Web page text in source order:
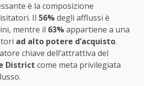
è la composizione
Il 56%degli afflussi è
mentre il 63%appartiene a una
ad alto potere d’acquisto.
chiave dell’attrattiva del
District come meta privilegiata